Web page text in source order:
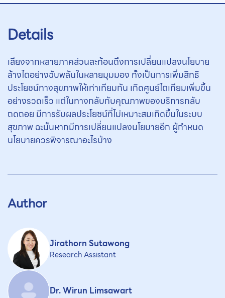
Details
เสียงจากหลายภาคส่วนสะท้อนถึงการเปลี่ยนแปลงนโยบาย
ล้างไตอย่างฉับพลันในหลายมุมมอง ทั้งเป็นการเพิ่มสิทธิ
ประโยชน์ทางสุขภาพให้เท่าเทียมกัน เกิดศูนย์ไตเทียมเพิ่มขึ้น
อย่างรวดเร็ว แต่ในทางกลับกับคุณภาพของบริการกลับ
ถดถอย มีการรับผลประโยชน์ที่ไม่เหมาะสมเกิดขึ้นในระบบ
สุขภาพ ฉะนั้นหากมีการเปลี่ยนแปลงนโยบายอีก ผู้กำหนด
นโยบายควรพิจารณาอะไรบ้าง
Author
Jirathorn Sutawong
Research Assistant
Dr. Wirun Limsawart